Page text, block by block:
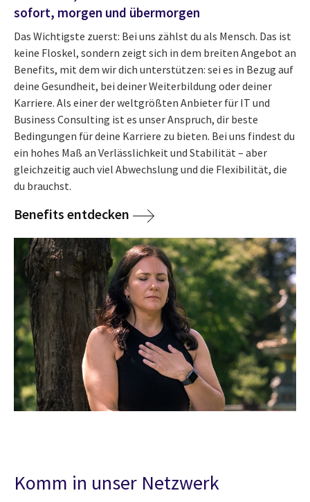
sofort, morgen und übermorgen
Das Wichtigste zuerst: Bei uns zählst du als Mensch. Das ist
keine Floskel, sondern zeigt sich in dem breiten Angebot an
Benefits, mit dem wir dich unterstützen: sei es in Bezug auf
deine Gesundheit, bei deiner Weiterbildung oder deiner
Karriere. Als einer der weltgrößten Anbieter für IT und
Business Consulting ist es unser Anspruch, dir beste
Bedingungen für deine Karriere zu bieten. Bei uns findest du
ein hohes Maß an Verlässlichkeit und Stabilität – aber
gleichzeitig auch viel Abwechslung und die Flexibilität, die
du brauchst.
Benefits entdecken
Komm in unser Netzwerk